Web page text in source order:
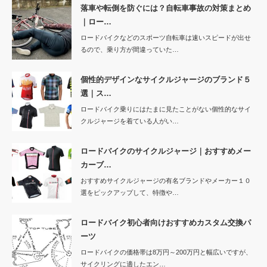
落車や転倒を防ぐには？自転車事故の対策まとめ
｜ロー…
ロードバイクなどのスポーツ自転車は速いスピードが出せ
るので、乗り方が間違っていた…
個性的デザインなサイクルジャージのブランド５
選｜ス…
ロードバイク乗りにはたまに見たことがない個性的なサイ
クルジャージを着ている人がい…
ロードバイクのサイクルジャージ｜おすすめメー
カーブ…
おすすめサイクルジャージの有名ブランドやメーカー１０
選をピックアップして、特徴や…
ロードバイク初心者向けおすすめカスタム交換パ
ーツ
ロードバイクの価格帯は8万円～200万円と幅広いですが、
サイクリングに適したエン…